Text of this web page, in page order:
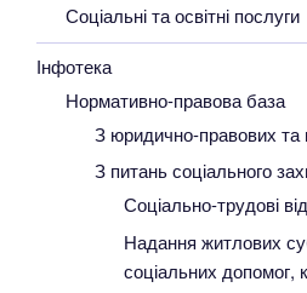
Соціальні та освітні послуги
Інфотека
Нормативно-правова база
З юридично-правових та
З питань соціального
Соціально-трудові
Надання житлових
соціальних допомог,